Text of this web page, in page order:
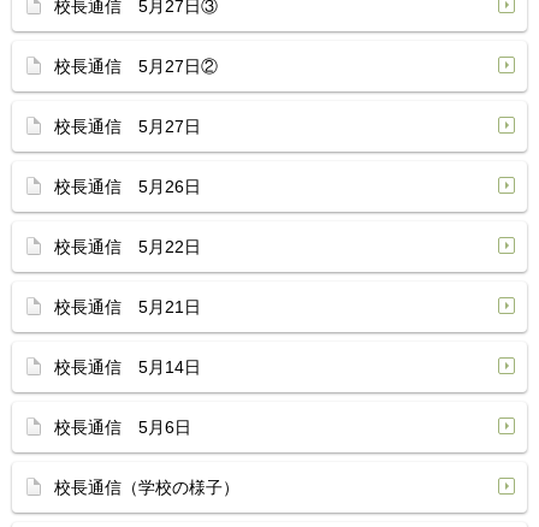
校長通信 5月27日③
校長通信 5月27日②
校長通信 5月27日
校長通信 5月26日
校長通信 5月22日
校長通信 5月21日
校長通信 5月14日
校長通信 5月6日
校長通信（学校の様子）